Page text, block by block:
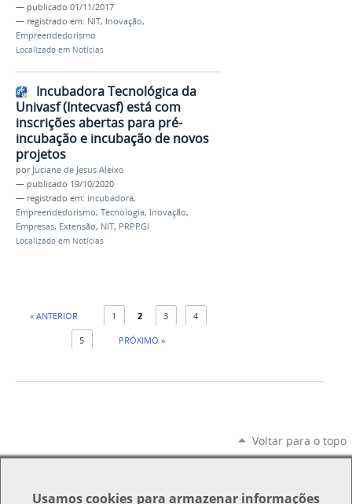
— publicado 01/11/2017
— registrado em: NIT, Inovação,
Empreendedorismo
Localizado em Notícias
Incubadora Tecnológica da
Univasf (Intecvasf) está com
inscrições abertas para pré-
incubação e incubação de novos
projetos
por Juciane de Jesus Aleixo
— publicado 19/10/2020
— registrado em: incubadora,
Empreendedorismo, Tecnologia, Inovação,
Empresas, Extensão, NIT, PRPPGI
Localizado em Notícias
« ANTERIOR 1 2 3 4
5 PRÓXIMO »
Voltar para o topo
Usamoscookies para armazenar informações